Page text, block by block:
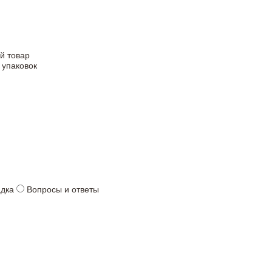
товар
Вопросы и ответы